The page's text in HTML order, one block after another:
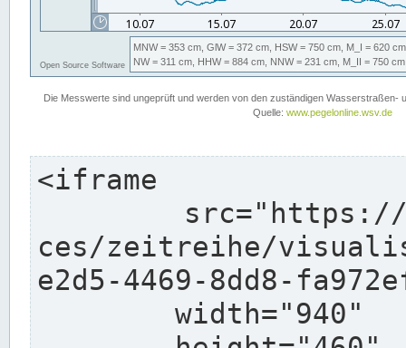
<iframe
ces/zeitreihe/
e2d5-4469-8dd8-